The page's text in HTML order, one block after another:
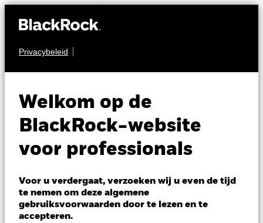
Privacybeleid
Welkom op de
BlackRock-website
voor professionals
Voor u verdergaat, verzoeken wij u even de tijd
te nemen om deze algemene
gebruiksvoorwaarden door te lezen en te
accepteren.
AANDELEN
AIAA
Adopters &
Applications
UCITS ETF